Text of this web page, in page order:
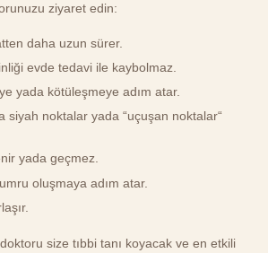
ziyaret edin:
daha uzun sürer.
evde tedavi ile kaybolmaz.
yada kötüleşmeye adım atar.
siyah noktalar yada “uçuşan noktalar“
yada geçmez.
oluşmaya adım atar.
size tıbbi tanı koyacak ve en etkili